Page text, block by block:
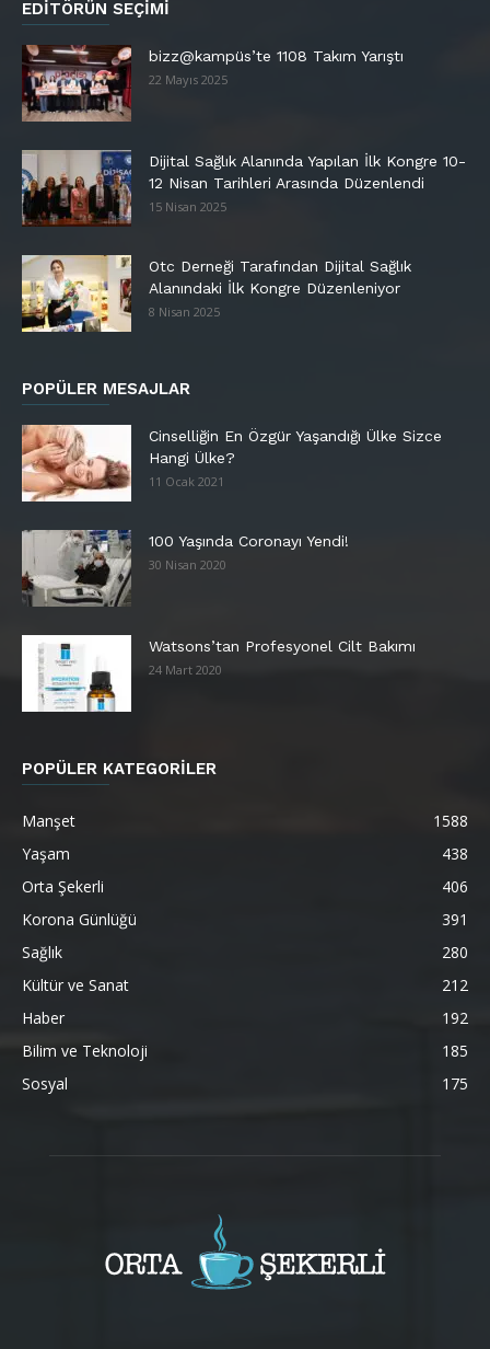
EDITÖRÜN SEÇIMI
bizz@kampüs’te 1108 Takım Yarıştı
22 Mayıs 2025
Dijital Sağlık Alanında Yapılan İlk Kongre 10-
12 Nisan Tarihleri Arasında Düzenlendi
15 Nisan 2025
Otc Derneği Tarafından Dijital Sağlık
Alanındaki İlk Kongre Düzenleniyor
8 Nisan 2025
POPÜLER MESAJLAR
Cinselliğin En Özgür Yaşandığı Ülke Sizce
Hangi Ülke?
11 Ocak 2021
100 Yaşında Coronayı Yendi!
30 Nisan 2020
Watsons’tan Profesyonel Cilt Bakımı
24 Mart 2020
POPÜLER KATEGORİLER
Manşet
1588
Yaşam
438
Orta Şekerli
406
Korona Günlüğü
391
Sağlık
280
Kültür ve Sanat
212
Haber
192
Bilim ve Teknoloji
185
Sosyal
175